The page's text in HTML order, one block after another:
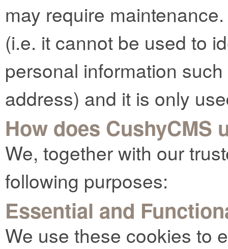
may require
(i.e. it cannot be used to
personal information
address) and it is only
How does CushyCMS
We, together with our
following purposes:
Essential and
We use these cookies to